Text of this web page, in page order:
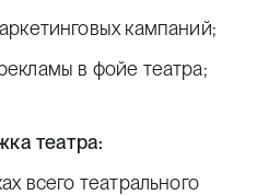
кампаний;
в фойе театра;
театра:
всего театрального